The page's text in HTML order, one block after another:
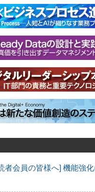
者会員の皆様へ] 機能強